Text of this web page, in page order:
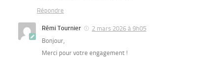
Répondre
Rémi Tournier
2 mars 2026 à 9h05
Bonjour,
Merci pour votre engagement !